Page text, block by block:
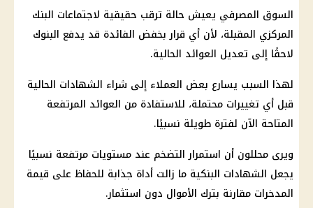
السوق المصرفي يعيش حالة ترقب حقيقية لاجتماعات البنك
المركزي المقبلة، لأن أي قرار بخفض الفائدة قد يدفع البنوك
لاحقًا إلى تعديل العوائد الحالية.
لهذا السبب يسارع بعض العملاء إلى شراء الشهادات الحالية
قبل أي تغييرات محتملة، للاستفادة من العوائد المرتفعة
المتاحة الآن لفترة طويلة نسبيًا.
ويرى محللون أن استمرار التضخم عند مستويات مرتفعة نسبيًا
يجعل الشهادات البنكية ما زالت أداة جذابة للحفاظ على قيمة
المدخرات مقارنة بترك الأموال دون استثمار.